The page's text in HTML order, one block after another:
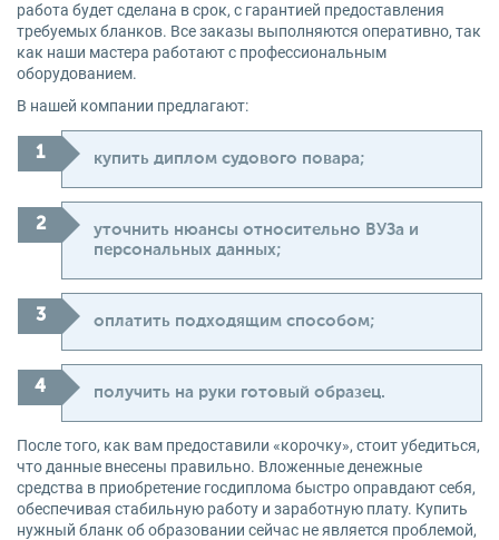
работа будет сделана в срок, с гарантией предоставления
требуемых бланков. Все заказы выполняются оперативно, так
как наши мастера работают с профессиональным
оборудованием.
В нашей компании предлагают:
купить диплом судового повара;
уточнить нюансы относительно ВУЗа и
персональных данных;
оплатить подходящим способом;
получить на руки готовый образец.
После того, как вам предоставили «корочку», стоит убедиться,
что данные внесены правильно. Вложенные денежные
средства в приобретение госдиплома быстро оправдают себя,
обеспечивая стабильную работу и заработную плату. Купить
нужный бланк об образовании сейчас не является проблемой,